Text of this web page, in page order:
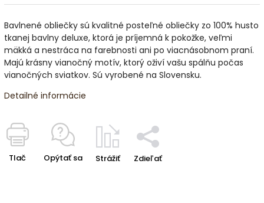
Bavlnené obliečky sú kvalitné posteľné obliečky zo 100% husto
tkanej bavlny deluxe, ktorá je príjemná k pokožke, veľmi
mäkká a nestráca na farebnosti ani po viacnásobnom praní.
Majú krásny vianočný motív, ktorý oživí vašu spálňu počas
vianočných sviatkov. Sú vyrobené na Slovensku.
Detailné informácie
Tlač Opýtať sa Strážiť Zdieľať